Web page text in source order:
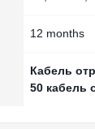
12 months
Кабель
50 кабель